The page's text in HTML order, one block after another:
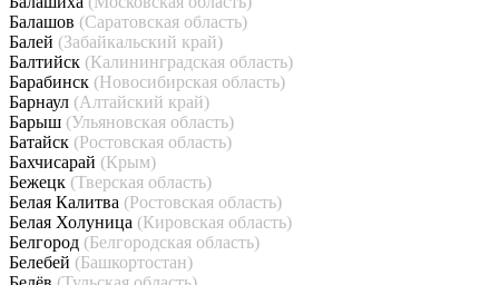
Балашов (Саратовская область)
Балей (Забайкальский край)
Балтийск (Калининградская область)
Барабинск (Новосибирская область)
Барнаул (Алтайский край)
Барыш (Ульяновская область)
Батайск (Ростовская область)
Бахчисарай (Крым)
Бежецк (Тверская область)
Белая Калитва (Ростовская область)
Белая Холуница (Кировская область)
Белгород (Белгородская область)
Белебей (Башкортостан)